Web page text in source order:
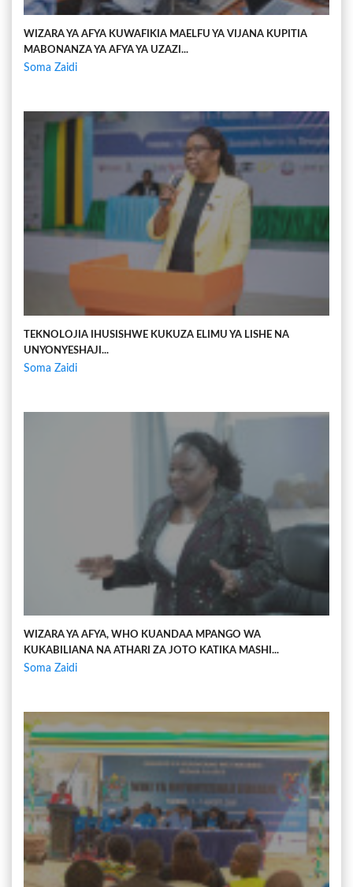
WIZARA YA AFYA KUWAFIKIA MAELFU YA VIJANA KUPITIA
MABONANZA YA AFYA YA UZAZI...
Soma Zaidi
TEKNOLOJIA IHUSISHWE KUKUZA ELIMU YA LISHE NA
UNYONYESHAJI...
Soma Zaidi
WIZARA YA AFYA, WHO KUANDAA MPANGO WA
KUKABILIANA NA ATHARI ZA JOTO KATIKA MASHI...
Soma Zaidi